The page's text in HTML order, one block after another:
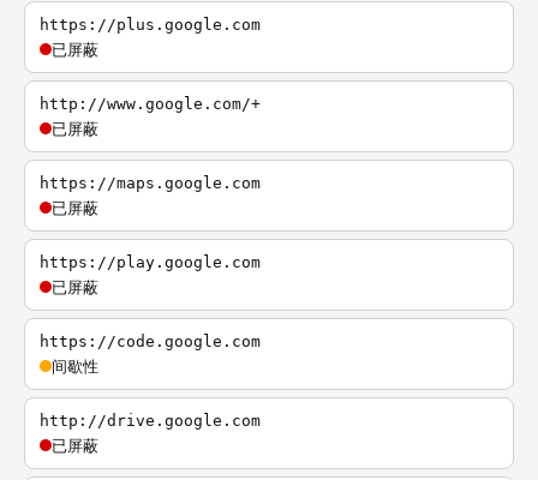
https://plus.google.com
已屏蔽
http://www.google.com/+
已屏蔽
https://maps.google.com
已屏蔽
https://play.google.com
已屏蔽
https://code.google.com
间歇性
http://drive.google.com
已屏蔽